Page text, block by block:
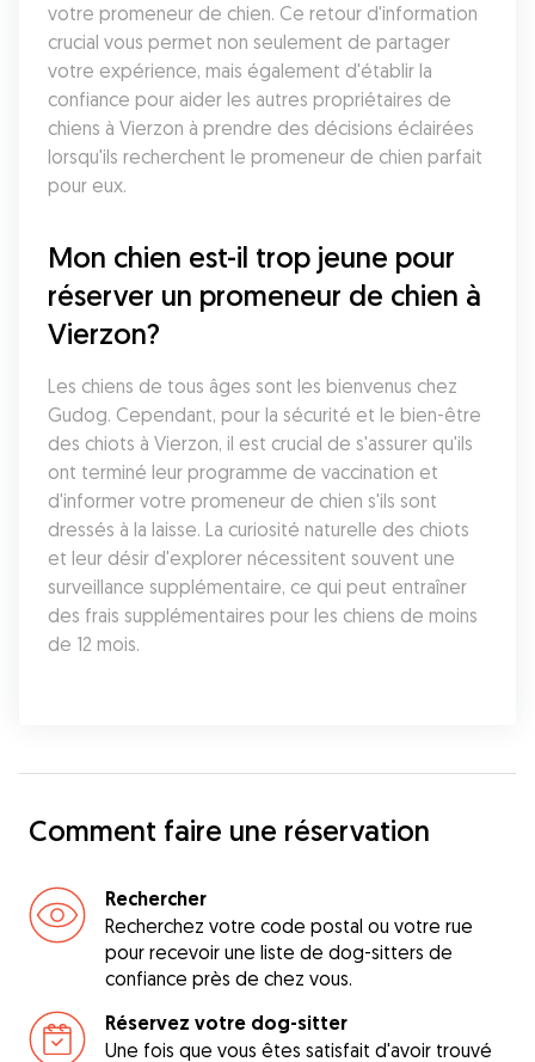
votre promeneur de chien. Ce retour d'information
crucial vous permet non seulement de partager
votre expérience, mais également d'établir la
confiance pour aider les autres propriétaires de
chiens à Vierzon à prendre des décisions éclairées
lorsqu'ils recherchent le promeneur de chien parfait
pour eux.
Mon chien est-il trop jeune pour
réserver un promeneur de chien à
Vierzon?
Les chiens de tous âges sont les bienvenus chez
Gudog. Cependant, pour la sécurité et le bien-être
des chiots à Vierzon, il est crucial de s'assurer qu'ils
ont terminé leur programme de vaccination et
d'informer votre promeneur de chien s'ils sont
dressés à la laisse. La curiosité naturelle des chiots
et leur désir d'explorer nécessitent souvent une
surveillance supplémentaire, ce qui peut entraîner
des frais supplémentaires pour les chiens de moins
de 12 mois.
Comment faire une réservation
Rechercher
Recherchez votre code postal ou votre rue
pour recevoir une liste de dog-sitters de
confiance près de chez vous.
Réservez votre dog-sitter
Une fois que vous êtes satisfait d'avoir trouvé